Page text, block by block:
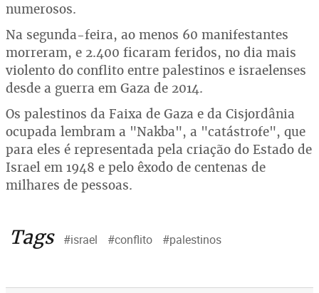
numerosos.
Na segunda-feira, ao menos 60 manifestantes
morreram, e 2.400 ficaram feridos, no dia mais
violento do conflito entre palestinos e israelenses
desde a guerra em Gaza de 2014.
Os palestinos da Faixa de Gaza e da Cisjordânia
ocupada lembram a "Nakba", a "catástrofe", que
para eles é representada pela criação do Estado de
Israel em 1948 e pelo êxodo de centenas de
milhares de pessoas.
Tags #israel #conflito #palestinos